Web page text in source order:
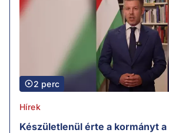
2 perc
Hírek
Készületlenül érte a kormányt